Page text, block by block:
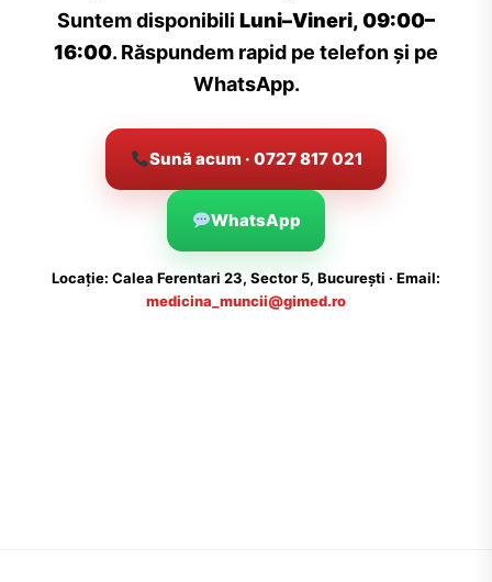
Suntem disponibili Luni–Vineri, 09:00–
16:00. Răspundem rapid pe telefon și pe
WhatsApp.
Sună acum · 0727 817 021
WhatsApp
Locație: Calea Ferentari 23, Sector 5, București · Email:
medicina_muncii@gimed.ro